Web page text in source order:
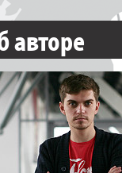
авторе